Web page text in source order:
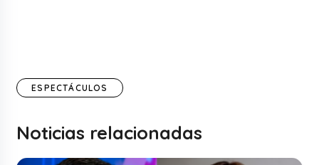
ESPECTÁCULOS
Noticias relacionadas